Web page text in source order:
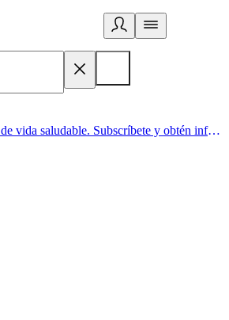
Acá comienza un estilo de vida saludable. Subscríbete y obtén información de primera mano